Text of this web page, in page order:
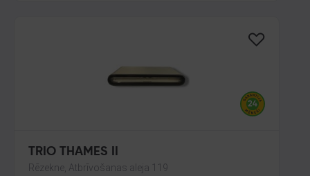
TRIO THAMES II
Rēzekne, Atbrīvošanas aleja 119